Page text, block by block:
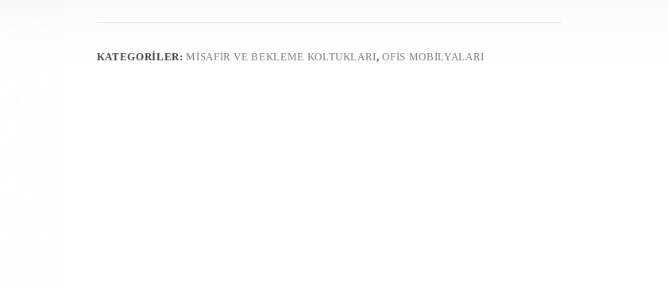
KATEGORILER:MİSAFİR VE BEKLEME KOLTUKLARI,OFIS MOBILYALARI